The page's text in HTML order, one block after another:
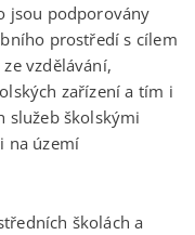
jsou podporovány
prostředí s cílem
vzdělávání,
zařízení a tím i
služeb školskými
na území
školách a